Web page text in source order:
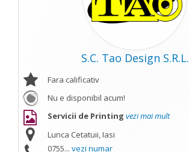
S.C. Tao Design S.R.L.
Fara calificativ
Nu e disponibil acum!
Servicii de Printing vezi mai mult
Lunca Cetatuii, Iasi
0755... vezi numar